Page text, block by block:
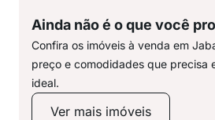
Ainda não é o que você
Confira os imóveis à venda em
preço e comodidades que precisa
ideal.
Ver mais imóveis